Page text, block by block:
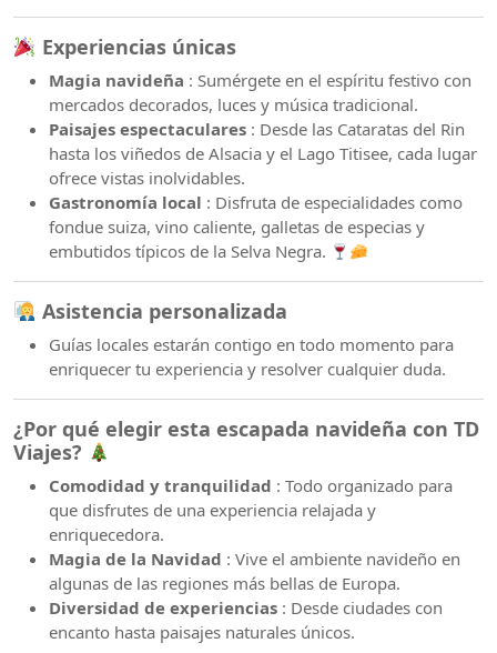
Experiencias únicas
Magia navideña : Sumérgete en el espíritu festivo con
mercados decorados, luces y música tradicional.
Paisajes espectaculares : Desde las Cataratas del Rin
hasta los viñedos de Alsacia y el Lago Titisee, cada lugar
ofrece vistas inolvidables.
Gastronomía local : Disfruta de especialidades como
fondue suiza, vino caliente, galletas de especias y
embutidos típicos de la Selva Negra.
Asistencia personalizada
Guías locales estarán contigo en todo momento para
enriquecer tu experiencia y resolver cualquier duda.
¿Por qué elegir esta escapada navideña con TD
Viajes?
Comodidad y tranquilidad : Todo organizado para
que disfrutes de una experiencia relajada y
enriquecedora.
Magia de la Navidad : Vive el ambiente navideño en
algunas de las regiones más bellas de Europa.
Diversidad de experiencias : Desde ciudades con
encanto hasta paisajes naturales únicos.